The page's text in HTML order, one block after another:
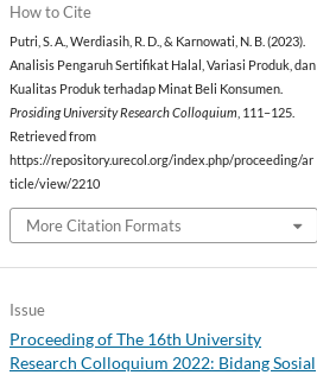
How to Cite
Putri, S. A., Werdiasih, R. D., & Karnowati, N. B. (2023).
Analisis Pengaruh Sertifikat Halal, Variasi Produk, dan
Kualitas Produk terhadap Minat Beli Konsumen.
Prosiding University Research Colloquium , 111–125.
Retrieved from
https://repository.urecol.org/index.php/proceeding/ar
ticle/view/2210
More Citation Formats
Issue
Proceeding of The 16th University
Research Colloquium 2022: Bidang Sosial